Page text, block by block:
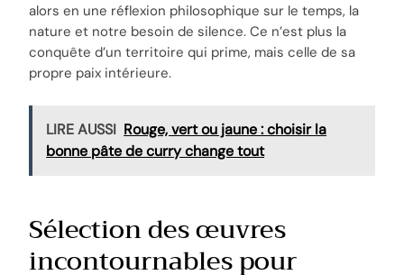
alors en une réflexion philosophique sur le temps, la
nature et notre besoin de silence. Ce n’est plus la
conquête d’un territoire qui prime, mais celle de sa
propre paix intérieure.
LIRE AUSSI Rouge, vert ou jaune : choisir la
bonne pâte de curry change tout
Sélection des œuvres
incontournables pour